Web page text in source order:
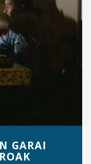
GARAI